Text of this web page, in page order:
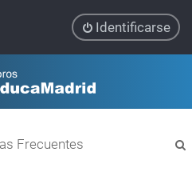
Identificarse
Frecuentes